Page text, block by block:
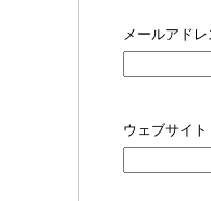
メールアド
ウェブサイト